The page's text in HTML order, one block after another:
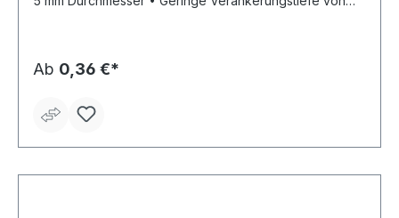
Last von 80 kg in Beton, auch für Voll- und Lochziegel
geeignet • Sehr guter Korrosionsschutz durch
Ab 0,36 €*